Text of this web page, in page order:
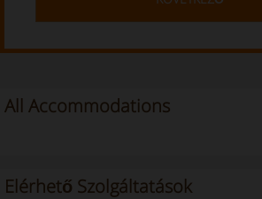
All Accommodations
Elérhető Szolgáltatások